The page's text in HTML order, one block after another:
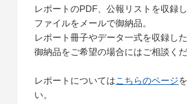
レポートのPDF、公報リストを収録
ファイルをメールで御納品。
レポート冊子やデータ一式を収録し
御納品をご希望の場合にはご相談くだ
レポートについてはこちらのページ
い。